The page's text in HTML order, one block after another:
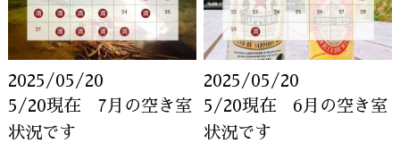
2025/05/20
5/20現在 7月の空き室
状況です
2025/05/20
5/20現在 6月の空き室
状況です